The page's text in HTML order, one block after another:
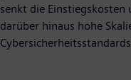
senkt die
darüber hinaus hohe